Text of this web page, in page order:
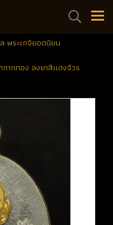
พระเกจิยอดนิยม
กากทอง ลงยาสีแดงจีวร